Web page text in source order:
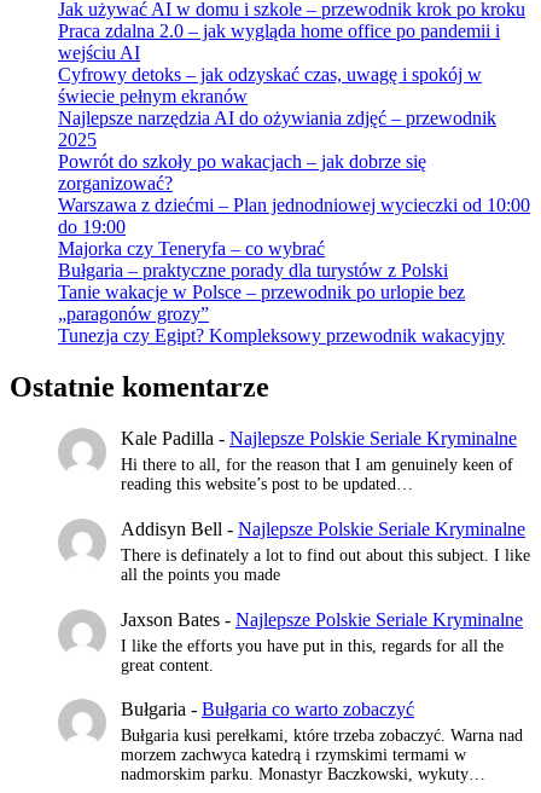
Jak używać AI w domu i szkole – przewodnik krok po kroku
Praca zdalna 2.0 – jak wygląda home office po pandemii i
wejściu AI
Cyfrowy detoks – jak odzyskać czas, uwagę i spokój w
świecie pełnym ekranów
Najlepsze narzędzia AI do ożywiania zdjęć – przewodnik
2025
Powrót do szkoły po wakacjach – jak dobrze się
zorganizować?
Warszawa z dziećmi – Plan jednodniowej wycieczki od 10:00
do 19:00
Majorka czy Teneryfa – co wybrać
Bułgaria – praktyczne porady dla turystów z Polski
Tanie wakacje w Polsce – przewodnik po urlopie bez
„paragonów grozy”
Tunezja czy Egipt? Kompleksowy przewodnik wakacyjny
Ostatnie komentarze
Kale Padilla - Najlepsze Polskie Seriale Kryminalne
Hi there to all, for the reason that I am genuinely keen of
reading this website’s post to be updated…
Addisyn Bell - Najlepsze Polskie Seriale Kryminalne
There is definately a lot to find out about this subject. I like
all the points you made
Jaxson Bates - Najlepsze Polskie Seriale Kryminalne
I like the efforts you have put in this, regards for all the
great content.
Bułgaria - Bułgaria co warto zobaczyć
Bułgaria kusi perełkami, które trzeba zobaczyć. Warna nad
morzem zachwyca katedrą i rzymskimi termami w
nadmorskim parku. Monastyr Baczkowski, wykuty…